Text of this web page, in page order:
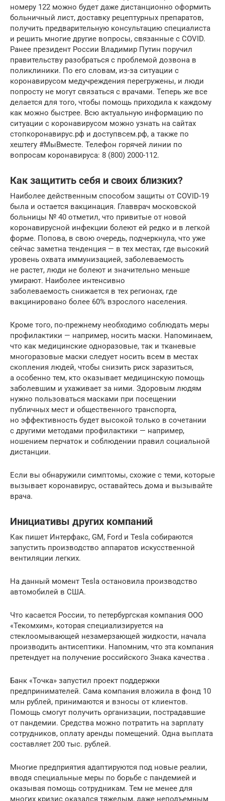
номеру 122 можно будет даже дистанционно оформить
больничный лист, доставку рецептурных препаратов,
получить предварительную консультацию специалиста
и решить многие другие вопросы, связанные с COVID.
Ранее президент России Владимир Путин поручил
правительству разобраться с проблемой дозвона в
поликлиники. По его словам, из-за ситуации с
коронавирусом медучреждения перегружены, и люди
попросту не могут связаться с врачами. Теперь же все
делается для того, чтобы помощь приходила к каждому
как можно быстрее. Всю актуальную информацию по
ситуации с коронавирусом можно узнать на сайтах
стопкоронавирус.рф и доступвсем.рф, а также по
хештегу #МыВместе. Телефон горячей линии по
вопросам коронавируса: 8 (800) 2000-112.
Как защитить себя и своих близких?
Наиболее действенным способом защиты от COVID-19
была и остается вакцинация. Главврач московской
больницы № 40 отметил, что привитые от новой
коронавирусной инфекции болеют ей редко и в легкой
форме. Попова, в свою очередь, подчеркнула, что уже
сейчас заметна тенденция — в тех местах, где высокий
уровень охвата иммунизацией, заболеваемость
не растет, люди не болеют и значительно меньше
умирают. Наиболее интенсивно
заболеваемость снижается в тех регионах, где
вакцинировано более 60% взрослого населения.
Кроме того, по-прежнему необходимо соблюдать меры
профилактики — например, носить маски. Напоминаем,
что как медицинские одноразовые, так и тканевые
многоразовые маски следует носить всем в местах
скопления людей, чтобы снизить риск заразиться,
а особенно тем, кто оказывает медицинскую помощь
заболевшим и ухаживает за ними. Здоровым людям
нужно пользоваться масками при посещении
публичных мест и общественного транспорта,
но эффективность будет высокой только в сочетании
с другими методами профилактики — например,
ношением перчаток и соблюдении правил социальной
дистанции.
Если вы обнаружили симптомы, схожие с теми, которые
вызывает коронавирус, оставайтесь дома и вызывайте
врача.
Инициативы других компаний
Как пишет Интерфакс, GM, Ford и Tesla собираются
запустить производство аппаратов искусственной
вентиляции легких.
На данный момент Tesla остановила производство
автомобилей в США.
Что касается России, то петербургская компания ООО
«Текомхим», которая специализируется на
стеклоомывающей незамерзающей жидкости, начала
производить антисептики. Напомним, что эта компания
претендует на получение российского Знака качества .
Банк «Точка» запустил проект поддержки
предпринимателей. Сама компания вложила в фонд 10
млн рублей, принимаются и взносы от клиентов.
Помощь смогут получить организации, пострадавшие
от пандемии. Средства можно потратить на зарплату
сотрудников, оплату аренды помещений. Одна выплата
составляет 200 тыс. рублей.
Многие предприятия адаптируются под новые реалии,
вводя специальные меры по борьбе с пандемией и
оказывая помощь сотрудникам. Тем не менее для
многих кризис оказался тяжелым, даже неподъемным